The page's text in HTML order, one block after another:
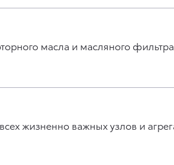
масла и масляного фильтра
жизненно важных узлов и